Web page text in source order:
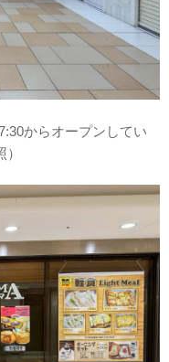
からオープンしてい